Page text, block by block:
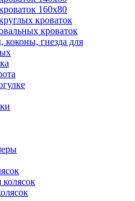
160х80
кроваток
кроваток
гнезда для